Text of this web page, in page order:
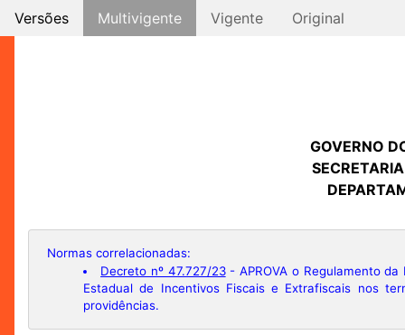
Versões Multivigente Vigente Original
GOVERNO
Normas correlacionadas:
Decreto nº 47.727/23- APROVA o Regulamento da
Estadual de Incentivos Fiscais e Extrafiscais nos
providências.